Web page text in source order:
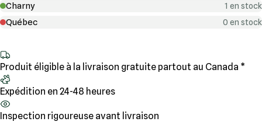
Charny 1 en stock
Québec 0 en stock
Produit éligible à la livraison gratuite partout au Canada *
Expédition en 24-48 heures
Inspection rigoureuse avant livraison